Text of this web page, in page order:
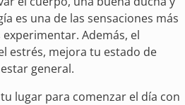
es una de las sensaciones más
Además, el
estrés, mejora tu estado de
general.
lugar para comenzar el día con